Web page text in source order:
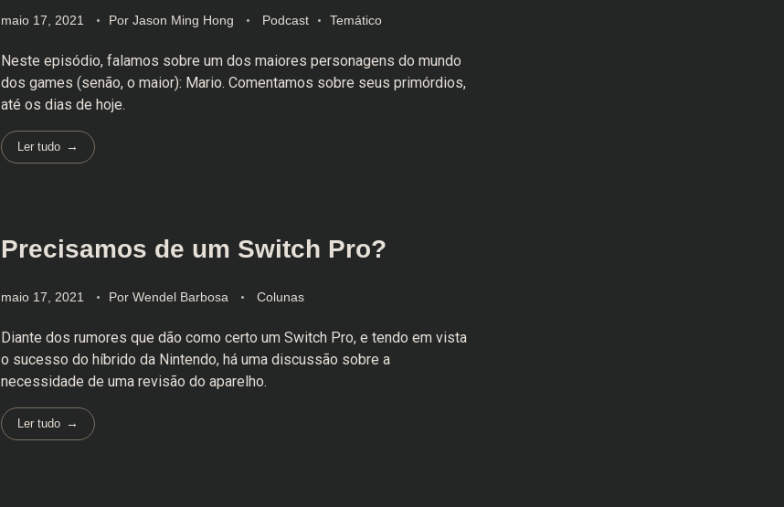
maio 17, 2021 Por Jason Ming Hong Podcast Temático
Neste episódio, falamos sobre um dos maiores personagens do mundo
dos games (senão, o maior): Mario. Comentamos sobre seus primórdios,
até os dias de hoje.
Ler tudo
Precisamos de um Switch Pro?
maio 17, 2021 Por Wendel Barbosa Colunas
Diante dos rumores que dão como certo um Switch Pro, e tendo em vista
o sucesso do híbrido da Nintendo, há uma discussão sobre a
necessidade de uma revisão do aparelho.
Ler tudo